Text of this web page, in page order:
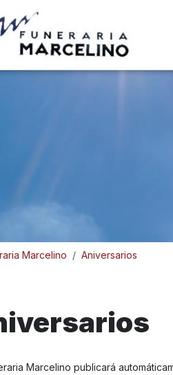
Marcelino Aniversarios
Marcelino publicará